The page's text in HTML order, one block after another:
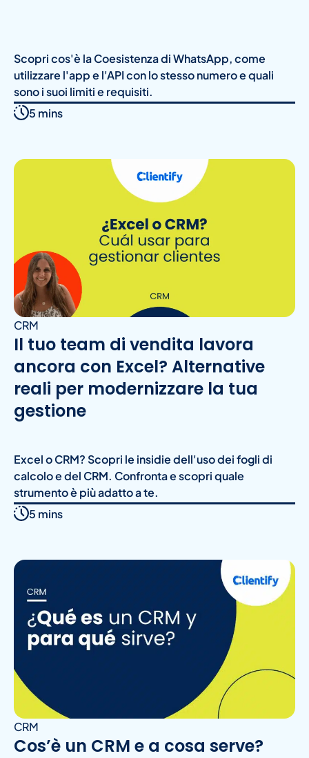
Scopri cos'è la Coesistenza di WhatsApp, come
utilizzare l'app e l'API con lo stesso numero e quali
sono i suoi limiti e requisiti.
5 mins
CRM
Il tuo team di vendita lavora
ancora con Excel? Alternative
reali per modernizzare la tua
gestione
Excel o CRM? Scopri le insidie dell'uso dei fogli di
calcolo e del CRM. Confronta e scopri quale
strumento è più adatto a te.
5 mins
CRM
Cos’è un CRM e a cosa serve?